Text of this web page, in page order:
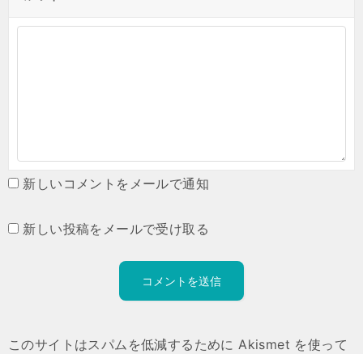
新しいコメントをメールで通知
新しい投稿をメールで受け取る
このサイトはスパムを低減するために Akismet を使って